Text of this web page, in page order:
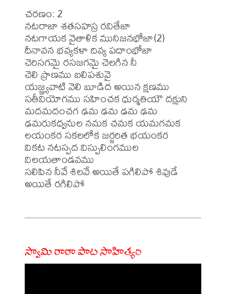
చరణం: 2
నటరాజా శతసహస్ర రవితేజా
నటగాయక వైతాళిక మునిజనభోజా(2)
దీనావన భవ్యకళా దివ్య పదాంభోజా
చెరిసగమై రసజగమై చెలగిన నీ
చెలి ప్రాణము బలిపశువై
యజ్ఞ్యవాటి వెలి బూడిద అయిన క్షణము
సతీవియోగము సహించక ధుర్మతియౌ దక్షుని
మదమదంచగ ఢమ ఢమ ఢమ ఢమ
ఢమరుకధ్వనుల నమక చమక యమగమక
లయంకర సకలలోక జర్జరిత భయంకర
వికట నటస్పద విస్పులింగముల
విలయతాండవము
సలిపిన నీవే శిలవే అయితే పగిలిపో శివుడే
అయితే రగిలిపో
స్వామి రారా పాట సాహిత్యం